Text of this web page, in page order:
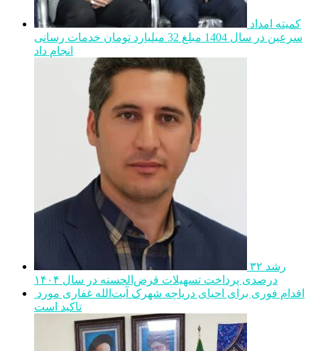
سرعین در سال 1404 مبلغ 32 میلیارد تومان خدمات رسانی
انجام داد
درصدی پرداخت تسهیلات قرض‌الحسنه در سال ۱۴۰۴
تاکید است